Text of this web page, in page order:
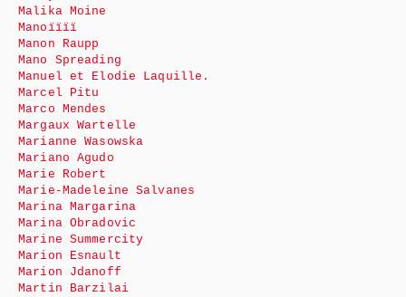
Malika Moine
Manoïïïï
Manon Raupp
Mano Spreading
Manuel et Elodie Laquille.
Marcel Pitu
Marco Mendes
Margaux Wartelle
Marianne Wasowska
Mariano Agudo
Marie Robert
Marie-Madeleine Salvanes
Marina Margarina
Marina Obradovic
Marine Summercity
Marion Esnault
Marion Jdanoff
Martin Barzilai